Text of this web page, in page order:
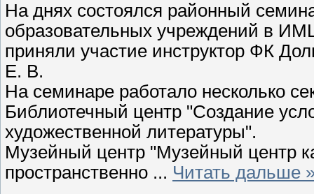
На днях состоялся районный
образовательных учреждений в
приняли участие инструктор ФК
Е. В.
На семинаре работало несколько
Библиотечный центр "Создание
художественной литературы".
Музейный центр "Музейный центр
пространственно ... Читать дальше